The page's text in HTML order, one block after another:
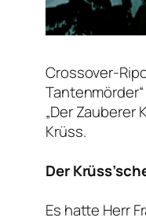
Crossover-
„Der Zauberer
Krüss.
Der
Es hatte Herr